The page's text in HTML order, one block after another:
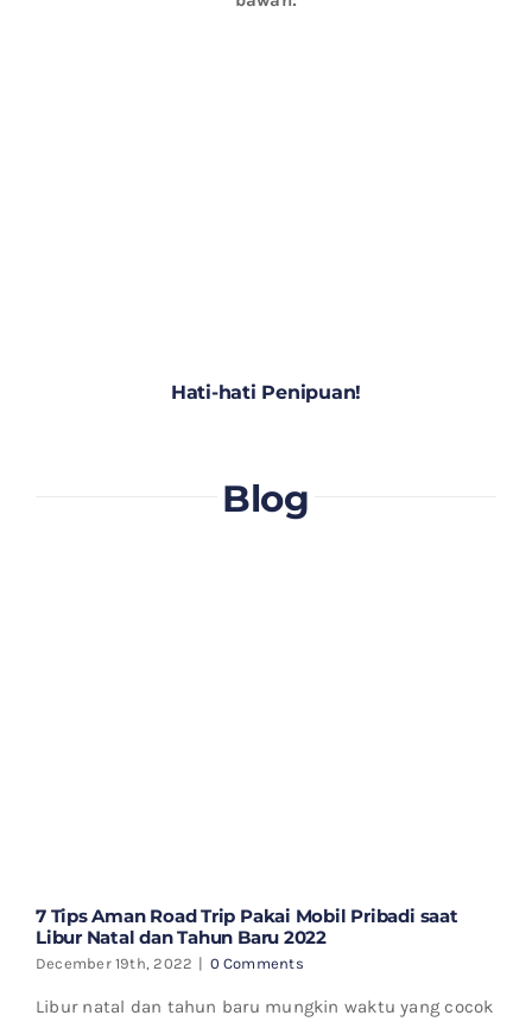
Hati-hati Penipuan!
Blog
7 Tips Aman Road Trip Pakai Mobil Pribadi saat
Libur Natal dan Tahun Baru 2022
December 19th, 2022 | 0 Comments
Libur natal dan tahun baru mungkin waktu yang cocok